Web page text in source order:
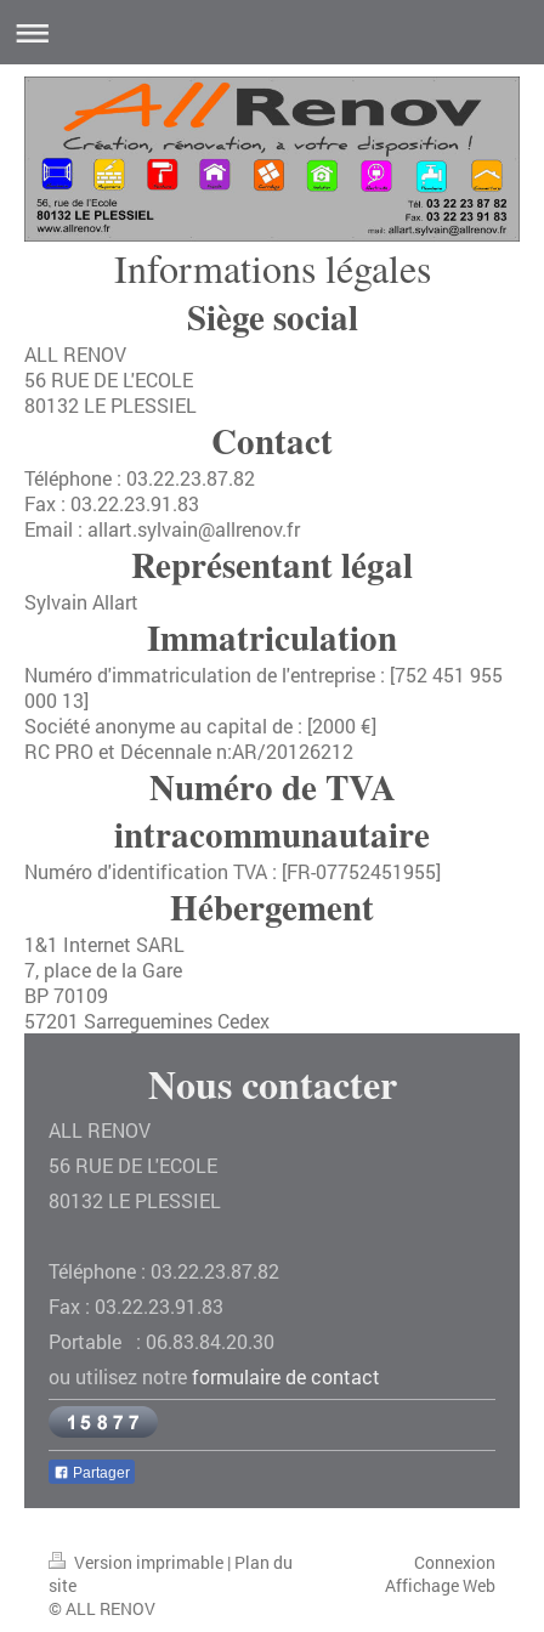
Informations légales
Siège social
ALL RENOV
56 RUE DE L'ECOLE
80132 LE PLESSIEL
Contact
Téléphone : 03.22.23.87.82
Fax : 03.22.23.91.83
Email : allart.sylvain@allrenov.fr
Représentant légal
Sylvain Allart
Immatriculation
Numéro d'immatriculation de l'entreprise : [752 451 955
000 13]
Société anonyme au capital de : [2000 €]
RC PRO et Décennale n:AR/20126212
Numéro de TVA
intracommunautaire
Numéro d'identification TVA : [FR-07752451955]
Hébergement
1&1 Internet SARL
7, place de la Gare
BP 70109
57201 Sarreguemines Cedex
Nous contacter
ALL RENOV
56 RUE DE L'ECOLE
80132 LE PLESSIEL
Téléphone : 03.22.23.87.82
Fax : 03.22.23.91.83
Portable : 06.83.84.20.30
ou utilisez notreformulaire de contact
Partager
Version imprimable | Plan du
site
© ALL RENOV
Connexion
Affichage Web